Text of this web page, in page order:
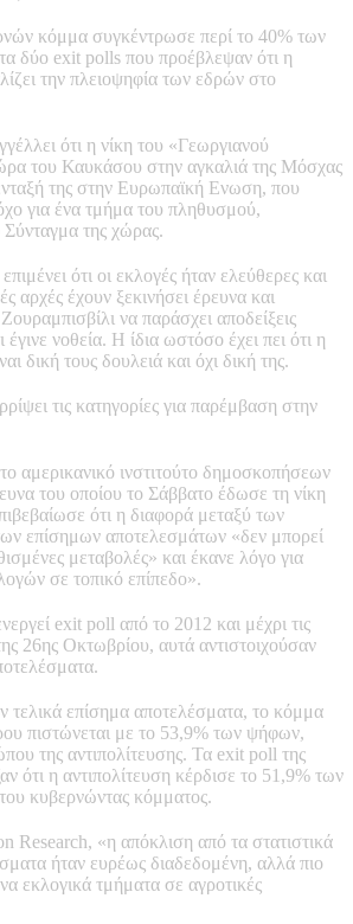
κόμμα συγκέντρωσε περί το 40% των
δύο exit polls που προέβλεψαν ότι η
την πλειοψηφία των εδρών στο
ότι η νίκη του «Γεωργιανού
του Καυκάσου στην αγκαλιά της Μόσχας
της στην Ευρωπαϊκή Ενωση, που
για ένα τμήμα του πληθυσμού,
της χώρας.
ότι οι εκλογές ήταν ελεύθερες και
αρχές έχουν ξεκινήσει έρευνα και
να παράσχει αποδείξεις
έγινε νοθεία. Η ίδια ωστόσο έχει πει ότι η
δική τους δουλειά και όχι δική της.
τις κατηγορίες για παρέμβαση στην
αμερικανικό ινστιτούτο δημοσκοπήσεων
του οποίου το Σάββατο έδωσε τη νίκη
ότι η διαφορά μεταξύ των
επίσημων αποτελεσμάτων «δεν μπορεί
μεταβολές» και έκανε λόγο για
σε τοπικό επίπεδο».
exit poll από το 2012 και μέχρι τις
26ης Οκτωβρίου, αυτά αντιστοιχούσαν
επίσημα αποτελέσματα, το κόμμα
πιστώνεται με το 53,9% των ψήφων,
της αντιπολίτευσης. Τα exit poll της
ότι η αντιπολίτευση κέρδισε το 51,9% των
κυβερνώντας κόμματος.
Research, «η απόκλιση από τα στατιστικά
ήταν ευρέως διαδεδομένη, αλλά πιο
εκλογικά τμήματα σε αγροτικές